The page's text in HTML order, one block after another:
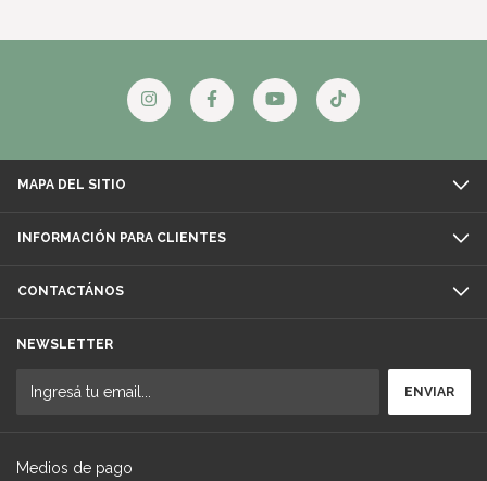
MAPA DEL SITIO
INFORMACIÓN PARA CLIENTES
CONTACTÁNOS
NEWSLETTER
Medios de pago